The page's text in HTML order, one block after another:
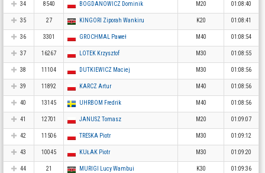
34 8540 BOGDANOWICZ Dominik M20 01:08:40
35 27 KINGORI Ziporah Wankiru K20 01:08:41
36 3301 GROCHMAL Paweł M40 01:08:54
37 16267 LOTEK Krzysztof M30 01:08:55
38 11104 DUTKIEWICZ Maciej M30 01:08:56
39 11892 KARCZ Artur M40 01:08:56
40 13145 UHRBOM Fredrik M40 01:08:56
41 12701 JANUSZ Tomasz M20 01:09:07
42 11506 TRESKA Piotr M30 01:09:12
43 10045 KUŁAK Piotr M30 01:09:20
44 21 MURIGI Lucy Wambui K30 01:09:36